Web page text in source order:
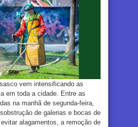
vem intensificando as
em toda a cidade. Entre as
na manhã de segunda-feira,
de galerias e bocas de
alagamentos, a remoção de